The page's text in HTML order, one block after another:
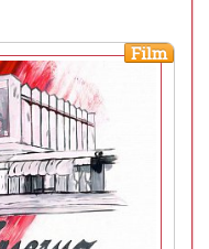
Film